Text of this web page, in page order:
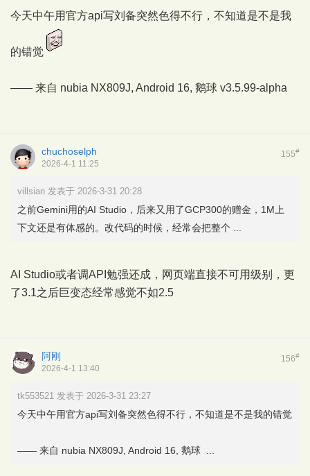
今天中午用官方api写刘备突然色得不行，不知道是不是我
的错觉
—— 来自 nubia NX809J, Android 16, 鹅球 v3.5.99-alpha
155#
chuchoselph
2026-4-1 11:25
villsian 发表于 2026-3-31 20:28
之前Gemini用的AI Studio，后来又用了GCP300的赠金，1M上
下文还是有体感的。改代码的时候，经常会把整个 ...
AI Studio或者调API勉强还成，网页端直接不可用级别，更
了3.1之后巨变态经常感觉不如2.5
156#
阿刚
2026-4-1 13:40
tk553521 发表于 2026-3-31 23:27
今天中午用官方api写刘备突然色得不行，不知道是不是我的错觉
—— 来自 nubia NX809J, Android 16, 鹅球 ...